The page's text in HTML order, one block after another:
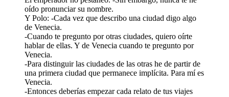
oído pronunciar su nombre.
Y Polo: -Cada vez que describo una ciudad digo algo
de Venecia.
-Cuando te pregunto por otras ciudades, quiero oírte
hablar de ellas. Y de Venecia cuando te pregunto por
Venecia.
-Para distinguir las ciudades de las otras he de partir de
una primera ciudad que permanece implícita. Para mí es
Venecia.
-Entonces deberías empezar cada relato de tus viajes